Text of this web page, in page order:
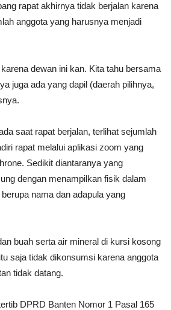
rapat akhirnya tidak berjalan karena
anggota yang harusnya menjadi
dewan ini kan. Kita tahu bersama
juga ada yang dapil (daerah pilihnya,
saat rapat berjalan, terlihat sejumlah
rapat melalui aplikasi zoom yang
Sedikit diantaranya yang
dengan menampilkan fisik dalam
nama dan adapula yang
buah serta air mineral di kursi kosong
saja tidak dikonsumsi karena anggota
tidak datang.
DPRD Banten Nomor 1 Pasal 165